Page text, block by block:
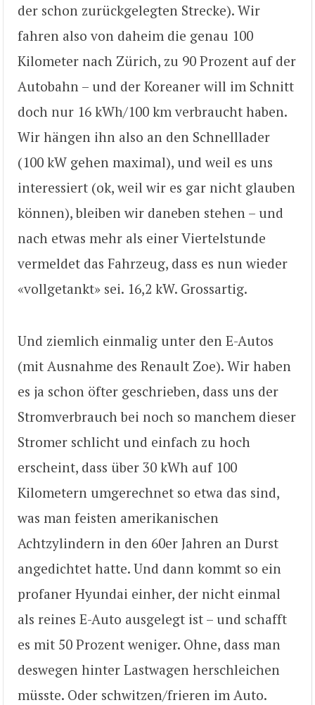
der schon zurückgelegten Strecke). Wir
fahren also von daheim die genau 100
Kilometer nach Zürich, zu 90 Prozent auf der
Autobahn – und der Koreaner will im Schnitt
doch nur 16 kWh/100 km verbraucht haben.
Wir hängen ihn also an den Schnelllader
(100 kW gehen maximal), und weil es uns
interessiert (ok, weil wir es gar nicht glauben
können), bleiben wir daneben stehen – und
nach etwas mehr als einer Viertelstunde
vermeldet das Fahrzeug, dass es nun wieder
«vollgetankt» sei. 16,2 kW. Grossartig.
Und ziemlich einmalig unter den E-Autos
(mit Ausnahme des Renault Zoe). Wir haben
es ja schon öfter geschrieben, dass uns der
Stromverbrauch bei noch so manchem dieser
Stromer schlicht und einfach zu hoch
erscheint, dass über 30 kWh auf 100
Kilometern umgerechnet so etwa das sind,
was man feisten amerikanischen
Achtzylindern in den 60er Jahren an Durst
angedichtet hatte. Und dann kommt so ein
profaner Hyundai einher, der nicht einmal
als reines E-Auto ausgelegt ist – und schafft
es mit 50 Prozent weniger. Ohne, dass man
deswegen hinter Lastwagen herschleichen
müsste. Oder schwitzen/frieren im Auto.